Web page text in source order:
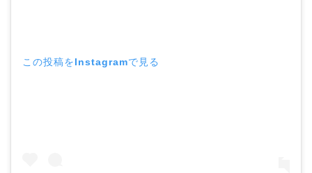
この投稿をInstagramで見る